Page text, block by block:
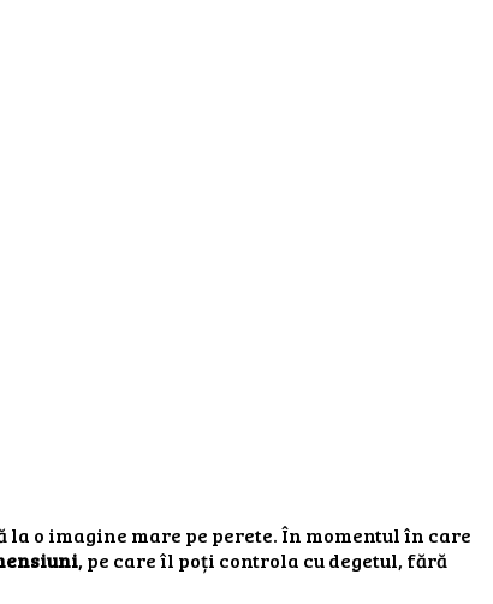
la o imagine mare pe perete. În momentul în care
, pe care îl poți controla cu degetul, fără